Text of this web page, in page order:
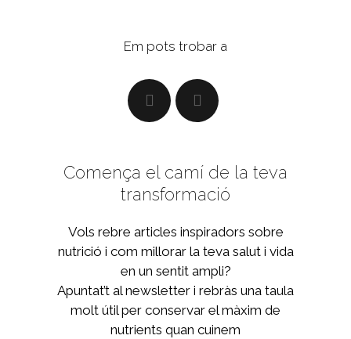
Em pots trobar a
Comença el camí de la teva
transformació
Vols rebre articles inspiradors sobre
nutrició i com millorar la teva salut i vida
en un sentit ampli?
Apuntat’t al newsletter i rebràs una taula
molt útil per conservar el màxim de
nutrients quan cuinem